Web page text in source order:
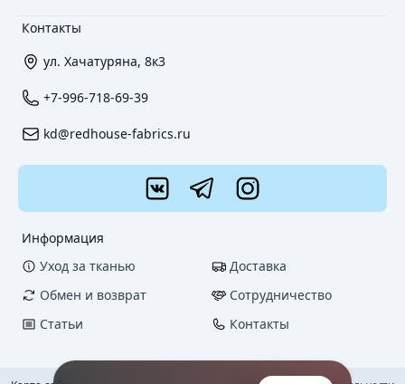
Контакты
ул. Хачатуряна, 8к3
+7-996-718-69-39
kd@redhouse-fabrics.ru
Информация
Уход за тканью
Доставка
Обмен и возврат
Сотрудничество
Статьи
Контакты